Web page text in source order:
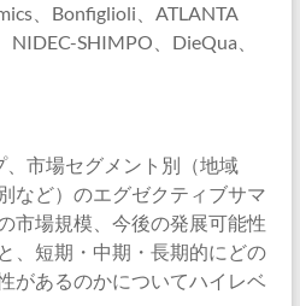
、Bonfiglioli、ATLANTA
SHIMPO、DieQua、
市場セグメント別（地域
など）のエグゼクティブサマ
市場規模、今後の発展可能性
、短期・中期・長期的にどの
があるのかについてハイレベ